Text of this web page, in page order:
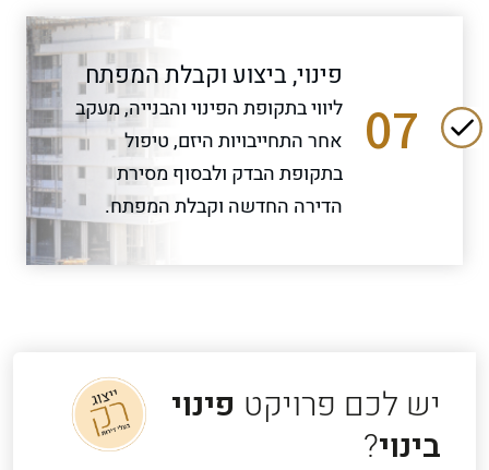
07
פינוי, ביצוע וקבלת המפתח
ליווי בתקופת הפינוי והבנייה, מעקב
אחר התחייבויות היזם, טיפול
בתקופת הבדק ולבסוף מסירת
הדירה החדשה וקבלת המפתח.
יש לכם פרויקט פינוי
בינוי?